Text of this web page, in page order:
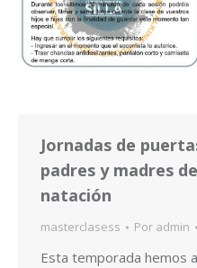
Jornadas de
padres y madres
natación
masterclasess Por admin
Esta temporada hemos